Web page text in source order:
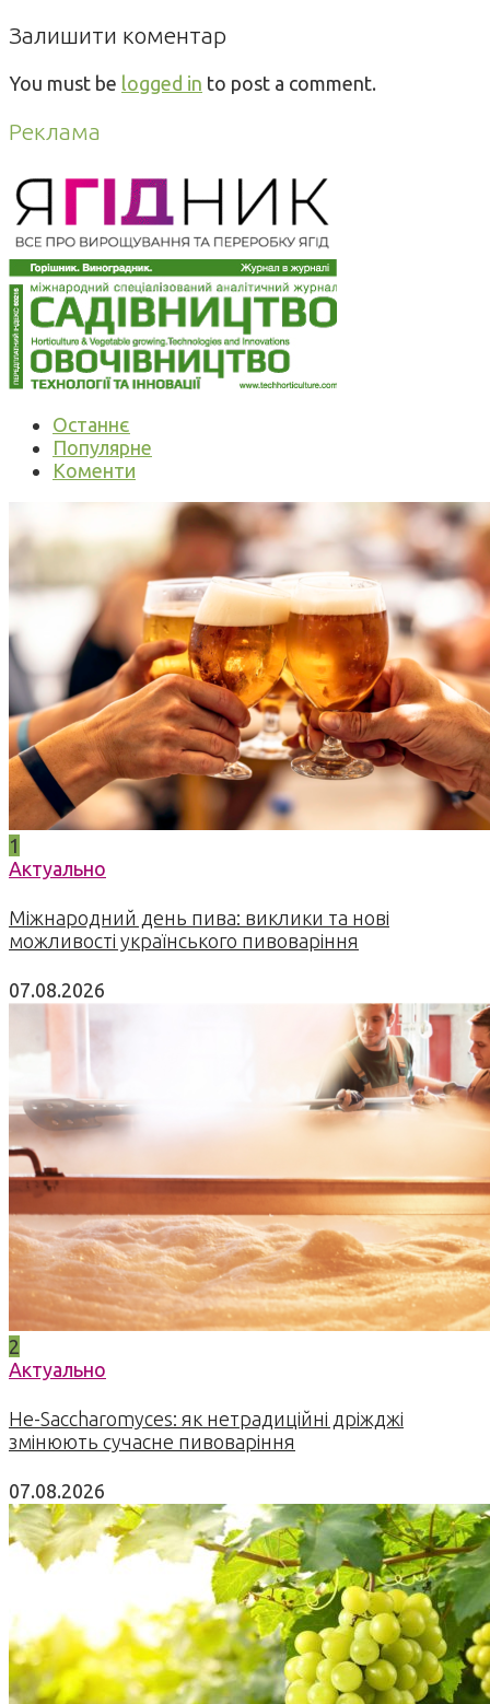
Залишити коментар
You must be logged in to post a comment.
Реклама
Останнє
Популярне
Коменти
1
Актуально
Міжнародний день пива: виклики та нові
можливості українського пивоваріння
07.08.2026
2
Актуально
Не-Saccharomyces: як нетрадиційні дріжджі
змінюють сучасне пивоваріння
07.08.2026